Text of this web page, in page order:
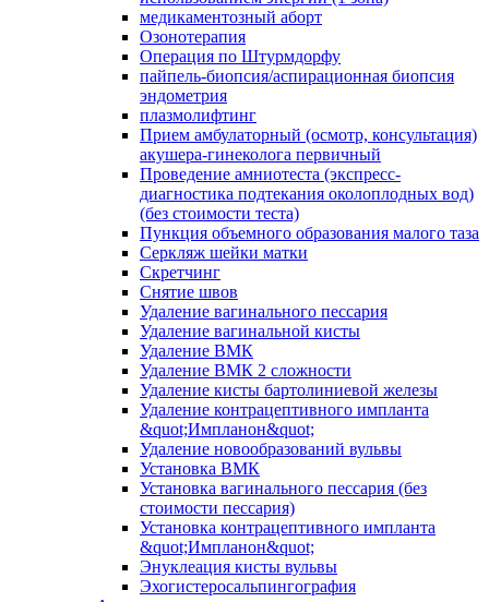
медикаментозный аборт
Озонотерапия
Операция по Штурмдорфу
пайпель-биопсия/аспирационная биопсия
эндометрия
плазмолифтинг
Прием амбулаторный (осмотр, консультация)
акушера-гинеколога первичный
Проведение амниотеста (экспресс-
диагностика подтекания околоплодных вод)
(без стоимости теста)
Пункция объемного образования малого таза
Серкляж шейки матки
Скретчинг
Снятие швов
Удаление вагинального пессария
Удаление вагинальной кисты
Удаление ВМК
Удаление ВМК 2 сложности
Удаление кисты бартолиниевой железы
Удаление контрацептивного импланта
&quot;Импланон&quot;
Удаление новообразований вульвы
Установка ВМК
Установка вагинального пессария (без
стоимости пессария)
Установка контрацептивного импланта
&quot;Импланон&quot;
Энуклеация кисты вульвы
Эхогистеросальпингография